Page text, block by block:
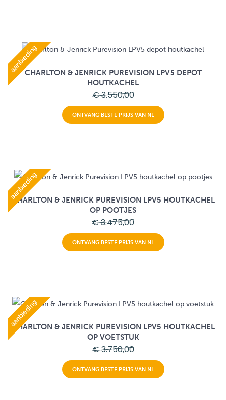
aanbiedingCHARLTON & JENRICK PUREVISION LPV5 DEPOT
HOUTKACHEL
€ 3.550,00
ONTVANG BESTE PRIJS VAN NL
aanbieding
CHARLTON & JENRICK PUREVISION LPV5 HOUTKACHEL
OP POOTJES
€ 3.475,00
ONTVANG BESTE PRIJS VAN NL
aanbieding
CHARLTON & JENRICK PUREVISION LPV5 HOUTKACHEL
OP VOETSTUK
€ 3.750,00
ONTVANG BESTE PRIJS VAN NL